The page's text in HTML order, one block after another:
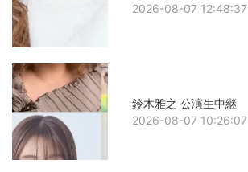
2026-08-07 12:48:37
鈴木雅之 公演生中継
2026-08-07 10:26:07